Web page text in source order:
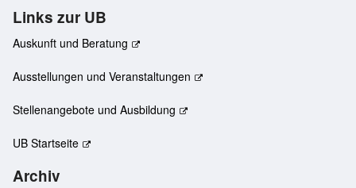
Links zur UB
Auskunft und Beratung
Ausstellungen und Veranstaltungen
Stellenangebote und Ausbildung
UB Startseite
Archiv